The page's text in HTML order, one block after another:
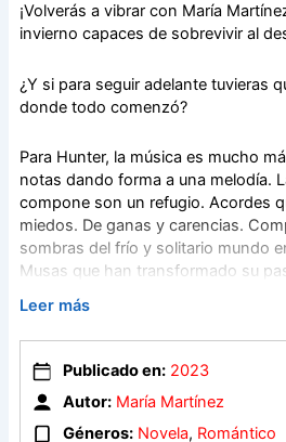
¡Volverás a vibrar con María
invierno capaces de sobrevivir al
¿Y si para seguir adelante tuvieras
donde todo comenzó?
Para Hunter, la música es mucho
notas dando forma a una melodía.
compone son un refugio. Acordes
miedos. De ganas y carencias.
sombras del frío y solitario mundo
Musas que han transformado su
brillante.Sin embargo, esa
encuentra una carta manuscrita en
cuestionarse todo lo que sabe
La vida de Willow se ha convertido
momentos desordenados y sueños
ha perdido su lugar en el mundo y
Leer más
Publicado en: 2023
Autor: María Martínez
Géneros: Novela, Romántico